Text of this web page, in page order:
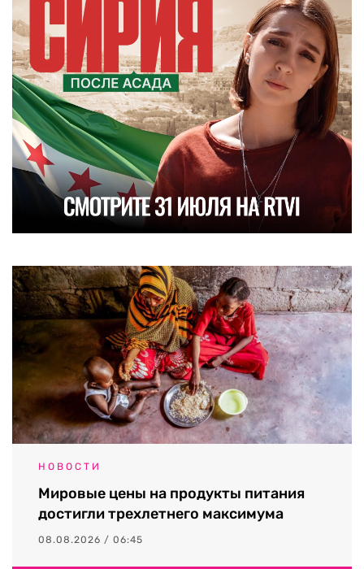
НОВОСТИ
Мировые цены на продукты питания
достигли трехлетнего максимума
08.08.2026 / 06:45